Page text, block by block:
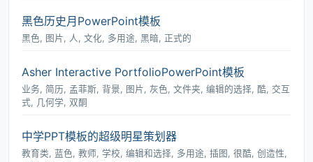
黑色历史月PowerPoint模板
黑色, 图片, 人, 文化, 多用途, 黑暗, 正式的
Asher Interactive PortfolioPowerPoint模板
业务, 简历, 孟菲斯, 背景, 图片, 灰色, 文件夹, 编辑的选择, 酷, 交互
式, 几何学, 双酮
中学PPT模板的超级明星策划器
教育类, 蓝色, 教师, 学校, 编辑和选择, 多用途, 插图, 很酷, 创造性,